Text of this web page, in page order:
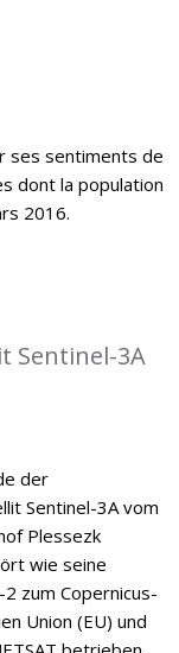
ses sentiments de
dont la population
2016.
Sentinel-3A
der
Sentinel-3A vom
Plessezk
wie seine
zum Copernicus-
Union (EU) und